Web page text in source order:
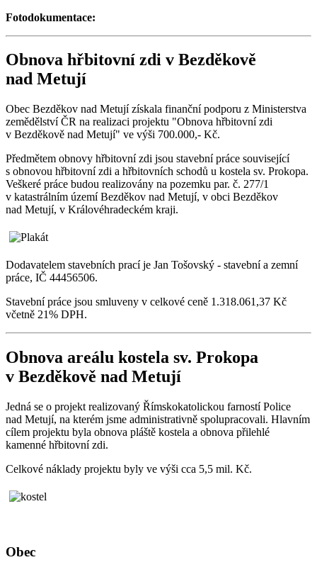
Fotodokumentace:
Obnova hřbitovní zdi v Bezděkově
nad Metují
Obec Bezděkov nad Metují získala finanční podporu z Ministerstva
zemědělství ČR na realizaci projektu "Obnova hřbitovní zdi
v Bezděkově nad Metují" ve výši 700.000,- Kč.
Předmětem obnovy hřbitovní zdi jsou stavební práce související
s obnovou hřbitovní zdi a hřbitovních schodů u kostela sv. Prokopa.
Veškeré práce budou realizovány na pozemku par. č. 277/1
v katastrálním území Bezděkov nad Metují, v obci Bezděkov
nad Metují, v Královéhradeckém kraji.
Dodavatelem stavebních prací je Jan Tošovský - stavební a zemní
práce, IČ 44456506.
Stavební práce jsou smluveny v celkové ceně 1.318.061,37 Kč
včetně 21% DPH.
Obnova areálu kostela sv. Prokopa
v Bezděkově nad Metují
Jedná se o projekt realizovaný Římskokatolickou farností Police
nad Metují, na kterém jsme administrativně spolupracovali. Hlavním
cílem projektu byla obnova pláště kostela a obnova přilehlé
kamenné hřbitovní zdi.
Celkové náklady projektu byly ve výši cca 5,5 mil. Kč.
Obec